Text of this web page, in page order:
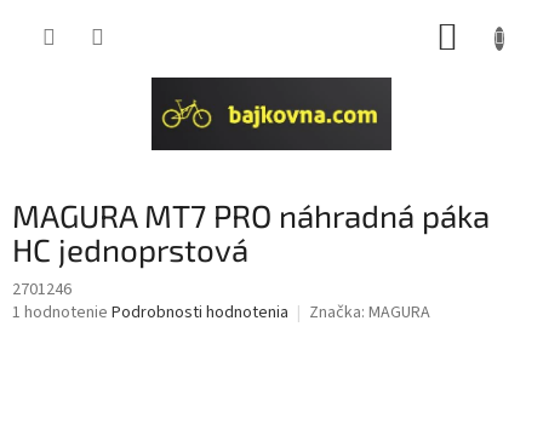
MAGURA MT7 PRO náhradná páka
HC jednoprstová
2701246
Priemerné
1 hodnotenie Podrobnosti hodnotenia Značka: MAGURA